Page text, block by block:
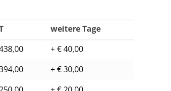
weitere Tage
+ € 40,00
+ € 30,00